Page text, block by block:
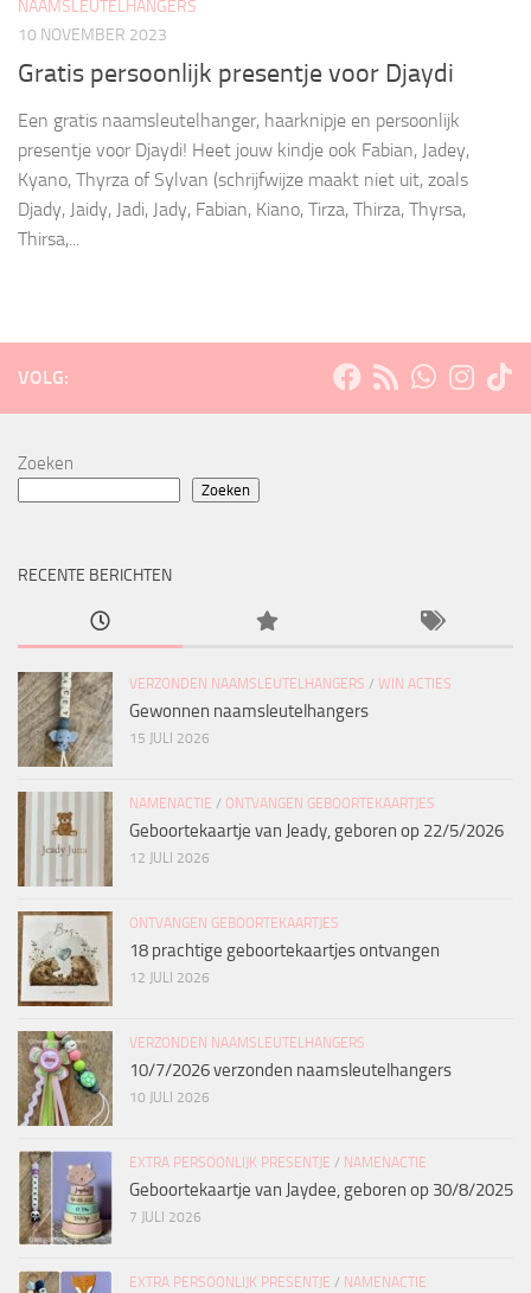
NAAMSLEUTELHANGERS
10 NOVEMBER 2023
Gratis persoonlijk presentje voor Djaydi
Een gratis naamsleutelhanger, haarknipje en persoonlijk
presentje voor Djaydi! Heet jouw kindje ook Fabian, Jadey,
Kyano, Thyrza of Sylvan (schrijfwijze maakt niet uit, zoals
Djady, Jaidy, Jadi, Jady, Fabian, Kiano, Tirza, Thirza, Thyrsa,
Thirsa,...
VOLG:
Zoeken
Zoeken
RECENTE BERICHTEN
VERZONDEN NAAMSLEUTELHANGERS / WIN ACTIES
Gewonnen naamsleutelhangers
15 JULI 2026
NAMENACTIE / ONTVANGEN GEBOORTEKAARTJES
Geboortekaartje van Jeady, geboren op 22/5/2026
12 JULI 2026
ONTVANGEN GEBOORTEKAARTJES
18 prachtige geboortekaartjes ontvangen
12 JULI 2026
VERZONDEN NAAMSLEUTELHANGERS
10/7/2026 verzonden naamsleutelhangers
10 JULI 2026
EXTRA PERSOONLIJK PRESENTJE / NAMENACTIE
Geboortekaartje van Jaydee, geboren op 30/8/2025
7 JULI 2026
EXTRA PERSOONLIJK PRESENTJE / NAMENACTIE